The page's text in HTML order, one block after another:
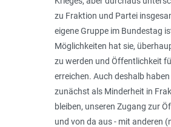
zu Fraktion und Partei
eigene Gruppe im Bundestag
Möglichkeiten hat sie,
zu werden und Öffentlichkeit
erreichen. Auch deshalb
zunächst als Minderheit in
bleiben, unseren Zugang zur
und von da aus - mit anderen